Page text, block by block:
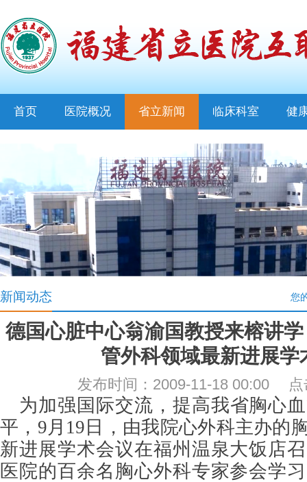
首页 医院概况 省立新闻 临床科室 健
新闻动态 您
德国心脏中心翁渝国教授来榕讲
管外科领域最新进展学
发布时间：2009-11-18 00:00 点
为加强国际交流，提高我省胸心
平，9月19日，由我院心外科主办的
新进展学术会议在福州温泉大饭店
医院的百余名胸心外科专家参会学